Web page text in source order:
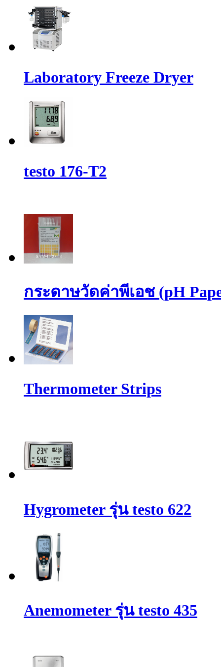
Laboratory Freeze Dryer
testo 176-T2
กระดาษวัดค่าพีเอช (pH
Thermometer Strips
Hygrometer รุ่น testo 622
Anemometer รุ่น testo 435